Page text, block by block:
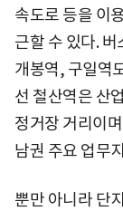
속도로 등을 이
근할 수 있다.
개봉역, 구일역
선 철산역은 산
정거장 거리이
남권 주요 업무
뿐만 아니라 단